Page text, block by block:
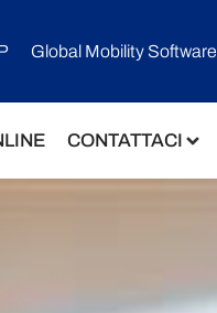
Global Mobility Software​
CONTATTACI